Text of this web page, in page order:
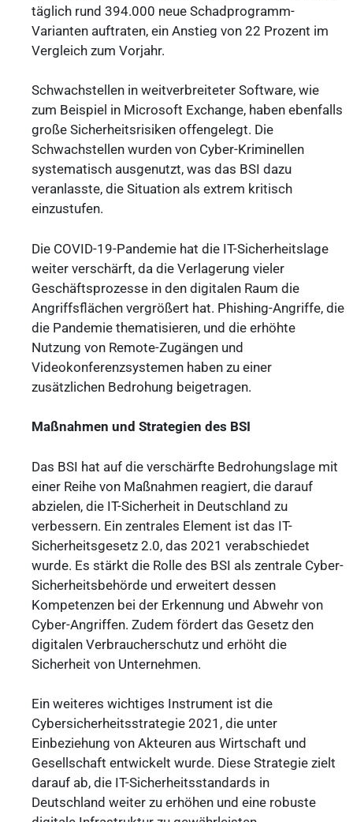
täglich rund 394.000 neue Schadprogramm-
Varianten auftraten, ein Anstieg von 22 Prozent im
Vergleich zum Vorjahr.
Schwachstellen in weitverbreiteter Software, wie
zum Beispiel in Microsoft Exchange, haben ebenfalls
große Sicherheitsrisiken offengelegt. Die
Schwachstellen wurden von Cyber-Kriminellen
systematisch ausgenutzt, was das BSI dazu
veranlasste, die Situation als extrem kritisch
einzustufen.
Die COVID-19-Pandemie hat die IT-Sicherheitslage
weiter verschärft, da die Verlagerung vieler
Geschäftsprozesse in den digitalen Raum die
Angriffsflächen vergrößert hat. Phishing-Angriffe, die
die Pandemie thematisieren, und die erhöhte
Nutzung von Remote-Zugängen und
Videokonferenzsystemen haben zu einer
zusätzlichen Bedrohung beigetragen.
Maßnahmen und Strategien des BSI
Das BSI hat auf die verschärfte Bedrohungslage mit
einer Reihe von Maßnahmen reagiert, die darauf
abzielen, die IT-Sicherheit in Deutschland zu
verbessern. Ein zentrales Element ist das IT-
Sicherheitsgesetz 2.0, das 2021 verabschiedet
wurde. Es stärkt die Rolle des BSI als zentrale Cyber-
Sicherheitsbehörde und erweitert dessen
Kompetenzen bei der Erkennung und Abwehr von
Cyber-Angriffen. Zudem fördert das Gesetz den
digitalen Verbraucherschutz und erhöht die
Sicherheit von Unternehmen.
Ein weiteres wichtiges Instrument ist die
Cybersicherheitsstrategie 2021, die unter
Einbeziehung von Akteuren aus Wirtschaft und
Gesellschaft entwickelt wurde. Diese Strategie zielt
darauf ab, die IT-Sicherheitsstandards in
Deutschland weiter zu erhöhen und eine robuste